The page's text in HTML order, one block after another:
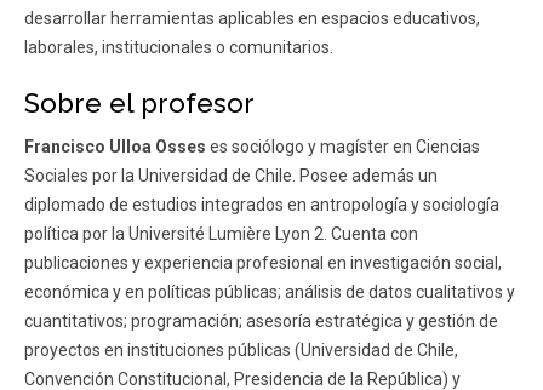
desarrollar herramientas aplicables en espacios educativos,
laborales, institucionales o comunitarios.
Sobre el profesor
Francisco Ulloa Osses es sociólogo y magíster en Ciencias
Sociales por la Universidad de Chile. Posee además un
diplomado de estudios integrados en antropología y sociología
política por la Université Lumière Lyon 2. Cuenta con
publicaciones y experiencia profesional en investigación social,
económica y en políticas públicas; análisis de datos cualitativos y
cuantitativos; programación; asesoría estratégica y gestión de
proyectos en instituciones públicas (Universidad de Chile,
Convención Constitucional, Presidencia de la República) y